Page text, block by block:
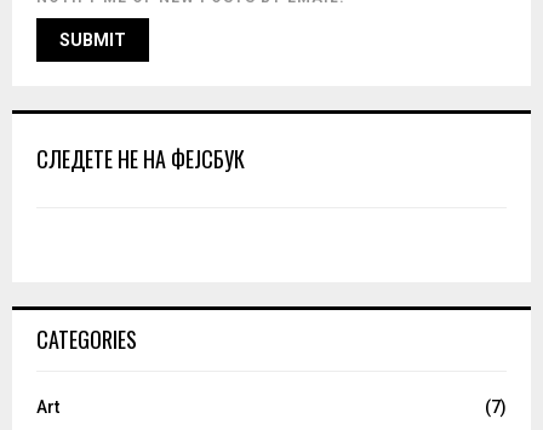
СЛЕДЕТЕ НЕ НА ФЕЈСБУК
CATEGORIES
Art
(7)